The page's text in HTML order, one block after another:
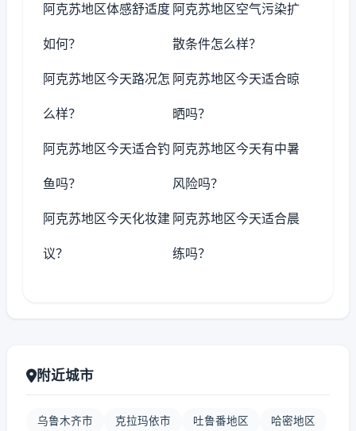
阿克苏地区体感舒适度
如何？
阿克苏地区空气污染扩
散条件怎么样？
阿克苏地区今天路况怎
么样？
阿克苏地区今天适合晾
晒吗？
阿克苏地区今天适合钓
鱼吗？
阿克苏地区今天有中暑
风险吗？
阿克苏地区今天化妆建
议？
阿克苏地区今天适合晨
练吗？
附近城市
乌鲁木齐市 克拉玛依市 吐鲁番地区 哈密地区